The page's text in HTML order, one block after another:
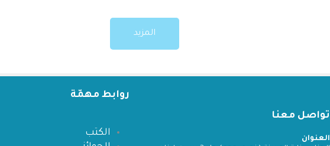
المزيد
تواصل معنا
العنوان
روابط مهمّة
الكتب